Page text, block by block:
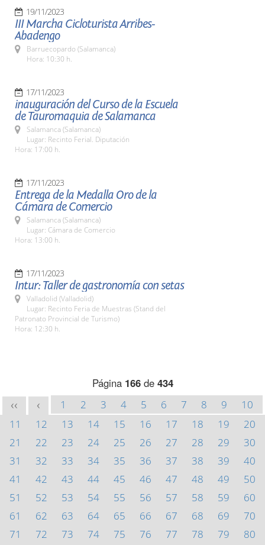
19/11/2023
III Marcha Cicloturista Arribes-
Abadengo
Barruecopardo (Salamanca)
Hora: 10:30 h.
17/11/2023
inauguración del Curso de la Escuela
de Tauromaquia de Salamanca
Salamanca (Salamanca)
Lugar: Recinto Ferial. Diputación
Hora: 17:00 h.
17/11/2023
Entrega de la Medalla Oro de la
Cámara de Comercio
Salamanca (Salamanca)
Lugar: Cámara de Comercio
Hora: 13:00 h.
17/11/2023
Intur: Taller de gastronomía con setas
Valladolid (Valladolid)
Lugar: Recinto Feria de Muestras (Stand del
Patronato Provincial de Turismo)
Hora: 12:30 h.
Página 166de 434
<< < 1 2 3 4 5 6 7 8 9
10
11
12 13 14 15 16 17 18 19
20
21
22 23 24 25 26 27 28 29
30
31
32 33 34 35 36 37 38 39
40
41
42 43 44 45 46 47 48 49
50
51
52 53 54 55 56 57 58 59
60
61
62 63 64 65 66 67 68 69
70
71
72 73 74 75 76 77 78 79
80